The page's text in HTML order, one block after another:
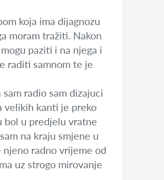
koja ima dijagnozu
moram tražiti. Nakon
paziti i na njega i
raditi samnom te je
radio sam dizajuci
velikih kanti je preko
bol u predjelu vratne
na kraju smjene u
radno vrijeme od
uz strogo mirovanje